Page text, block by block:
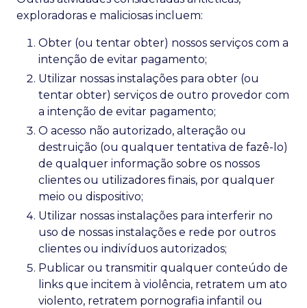
exploradoras e maliciosas incluem:
Obter (ou tentar obter) nossos serviços com a
intenção de evitar pagamento;
Utilizar nossas instalações para obter (ou
tentar obter) serviços de outro provedor com
a intenção de evitar pagamento;
O acesso não autorizado, alteração ou
destruição (ou qualquer tentativa de fazê-lo)
de qualquer informação sobre os nossos
clientes ou utilizadores finais, por qualquer
meio ou dispositivo;
Utilizar nossas instalações para interferir no
uso de nossas instalações e rede por outros
clientes ou indivíduos autorizados;
Publicar ou transmitir qualquer conteúdo de
links que incitem à violência, retratem um ato
violento, retratem pornografia infantil ou